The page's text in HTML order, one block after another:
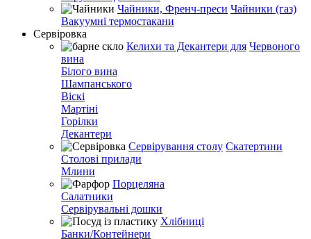
Чайники, Френч-преси Чайники (газ)
Вакуумні термостакани
Сервіровка
Келихи та Декантери для Червоного
вина
Білого вина
Шампанського
Віскі
Мартіні
Горілки
Декантери
Сервірування столу Скатертини
Столові прилади
Млини
Порцеляна
Салатники
Сервірувальні дошки
Хлібниці
Банки/Контейнери